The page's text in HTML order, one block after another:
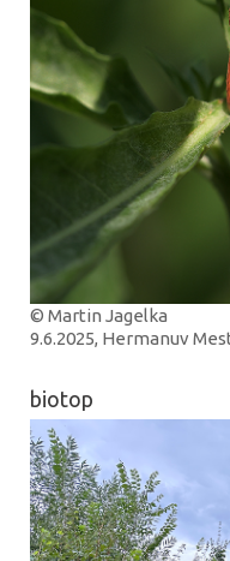
© Martin Jagelka
9.6.2025, Hermanuv
biotop